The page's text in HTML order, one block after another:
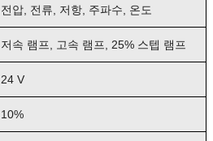
전압, 전류, 저항, 주파수, 온도
저속 램프, 고속 램프, 25% 스텝 램프
24 V
10%